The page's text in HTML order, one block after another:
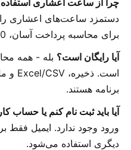
دستمزد ساعت‌های اعشاری را
برای محاسبه پرداخت آسان، 8:30 به 8.5 تبدیل می‌شود.
آیا رایگان است؟ بله - همه
برنامه هستند.
آیا باید ثبت نام کنم یا حساب
دیگری استفاده می‌شود.